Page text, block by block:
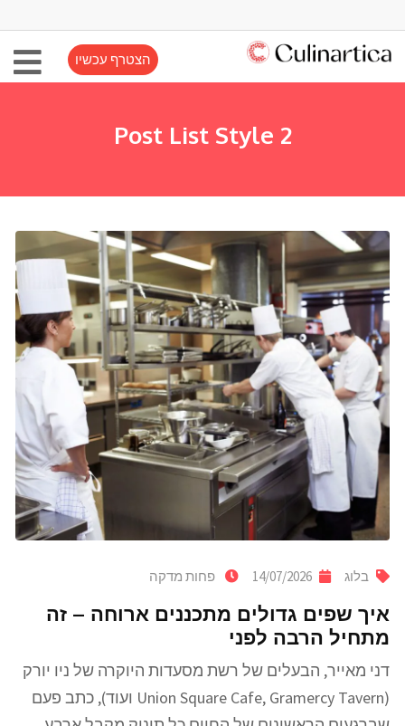
הצטרף עכשיו
Post List Style 2
בלוג 14/07/2026 פחות מדקה
איך שפים גדולים מתכננים ארוחה – זה
מתחיל הרבה לפני
דני מאייר, הבעלים של רשת מסעדות היוקרה של ניו יורק
(Union Square Cafe, Gramercy Tavern ועוד), כתב פעם